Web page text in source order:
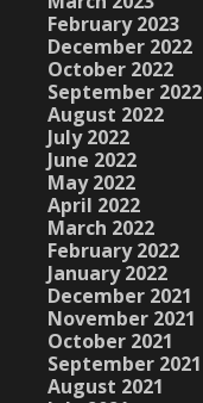
February 2023
December 2022
October 2022
September 2022
August 2022
July 2022
June 2022
May 2022
April 2022
March 2022
February 2022
January 2022
December 2021
November 2021
October 2021
September 2021
August 2021